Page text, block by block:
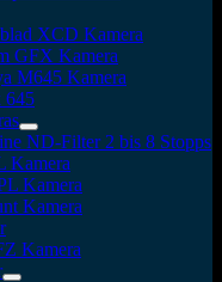
XCD Kamera
GFX Kamera
M645 Kamera
645
ND-Filter 2 bis 8 Stopps
Kamera
Kamera
Kamera
Kamera